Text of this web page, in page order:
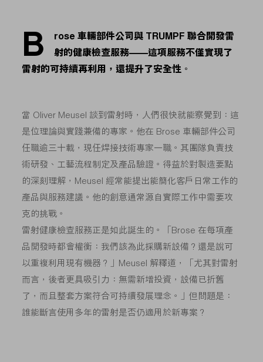
B
rose 車輛部件公司與 TRUMPF 聯合開發雷
射的健康檢查服務——這項服務不僅實現了
雷射的可持續再利用，還提升了安全性。
當 Oliver Meusel 談到雷射時，人們很快就能察覺到：這
是位理論與實踐兼備的專家。他在 Brose 車輛部件公司
任職逾三十載，現任焊接技術專家一職。其團隊負責技
術研發、工藝流程制定及產品驗證。得益於對製造要點
的深刻理解，Meusel 經常能提出能簡化客戶日常工作的
產品與服務建議。他的創意通常源自實際工作中需要攻
克的挑戰。
雷射健康檢查服務正是如此誕生的。「Brose 在每項產
品開發時都會權衡：我們該為此採購新設備？還是說可
以重複利用現有機器？」Meusel 解釋道，「尤其對雷射
而言，後者更具吸引力：無需新增投資，設備已折舊
了，而且整套方案符合可持續發展理念。」但問題是：
誰能斷言使用多年的雷射是否仍適用於新專案？